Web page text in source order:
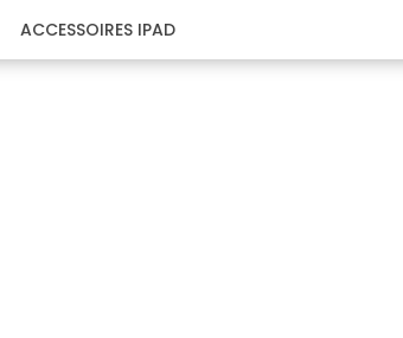
ACCESSOIRES IPAD